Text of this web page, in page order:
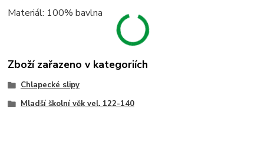
Materiál: 100% bavlna
Zboží zařazeno v kategoriích
Chlapecké slipy
Mladší školní věk vel. 122-140